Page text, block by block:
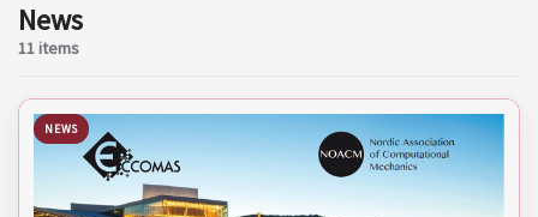
News
11 items
NEWS